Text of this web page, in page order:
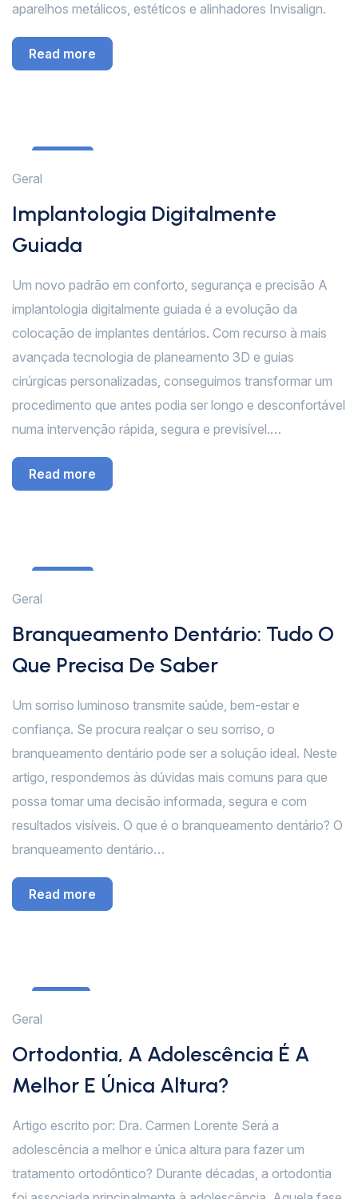
aparelhos metálicos, estéticos e alinhadores Invisalign.
Read more
Geral
Implantologia Digitalmente
Guiada
Um novo padrão em conforto, segurança e precisão A
implantologia digitalmente guiada é a evolução da
colocação de implantes dentários. Com recurso à mais
avançada tecnologia de planeamento 3D e guias
cirúrgicas personalizadas, conseguimos transformar um
procedimento que antes podia ser longo e desconfortável
numa intervenção rápida, segura e previsível.…
Read more
Geral
Branqueamento Dentário: Tudo O
Que Precisa De Saber
Um sorriso luminoso transmite saúde, bem-estar e
confiança. Se procura realçar o seu sorriso, o
branqueamento dentário pode ser a solução ideal. Neste
artigo, respondemos às dúvidas mais comuns para que
possa tomar uma decisão informada, segura e com
resultados visíveis. O que é o branqueamento dentário? O
branqueamento dentário…
Read more
Geral
Ortodontia, A Adolescência É A
Melhor E Única Altura?
Artigo escrito por: Dra. Carmen Lorente Será a
adolescência a melhor e única altura para fazer um
tratamento ortodôntico? Durante décadas, a ortodontia